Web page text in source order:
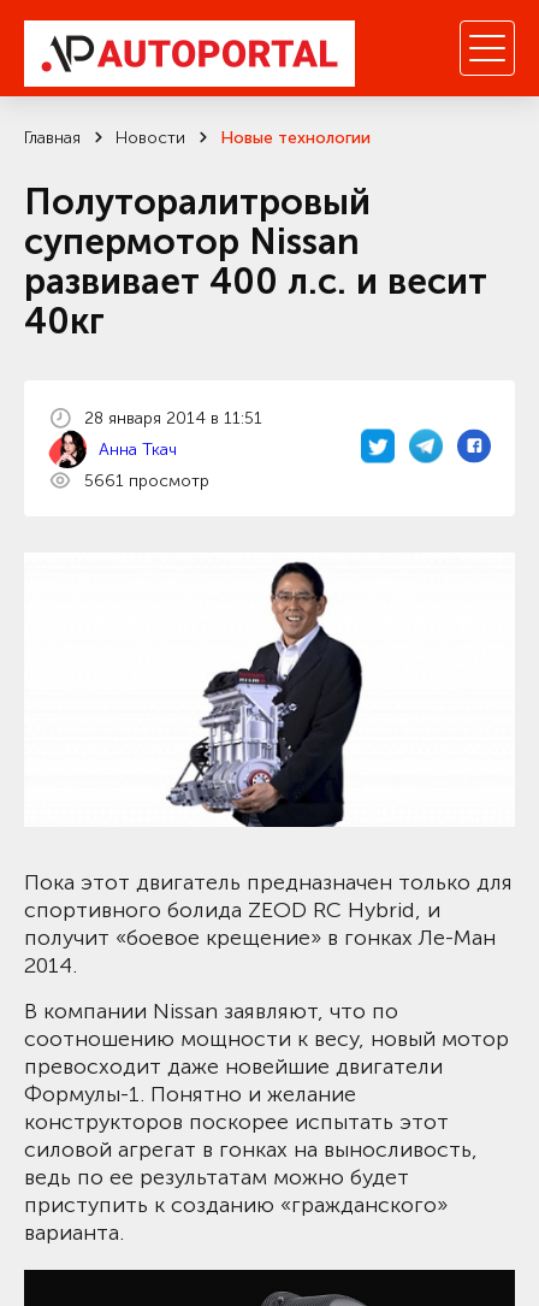
Главная Новости Новые технологии
Полуторалитровый
супермотор Nissan
развивает 400 л.с. и весит
40кг
28 января 2014 в 11:51
Анна Ткач
5661 просмотр
Пока этот двигатель предназначен только для
спортивного болида ZEOD RC Hybrid, и
получит «боевое крещение» в гонках Ле-Ман
2014.
В компании Nissan заявляют, что по
соотношению мощности к весу, новый мотор
превосходит даже новейшие двигатели
Формулы-1. Понятно и желание
конструкторов поскорее испытать этот
силовой агрегат в гонках на выносливость,
ведь по ее результатам можно будет
приступить к созданию «гражданского»
варианта.